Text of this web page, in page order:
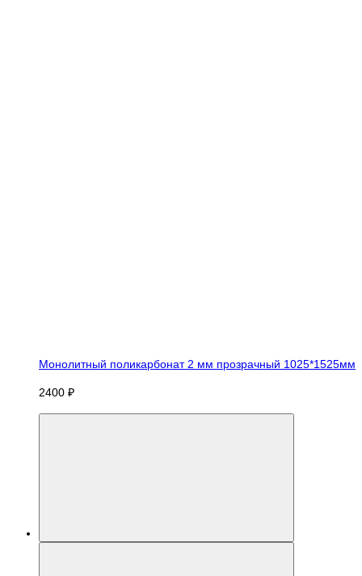
Монолитный поликарбонат 2 мм прозрачный 1025*1525мм
2400 ₽